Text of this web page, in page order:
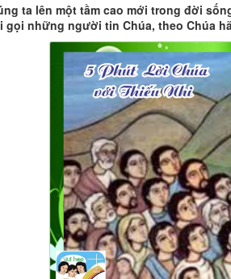
ta lên một tầm cao mới trong đời
gọi những người tin Chúa, theo Chúa